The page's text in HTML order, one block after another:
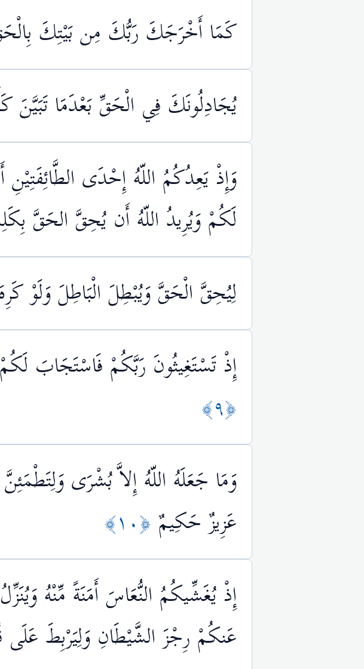
كَمَا أَخْرَجَكَ رَبُّكَ مِن بَيْتِكَ بِالْحَقِّ
يُجَادِلُونَكَ فِي الْحَقِّ بَعْدَمَا تَبَيَّنَ
وَإِذْ يَعِدُكُمُ اللّهُ إِحْدَى
لَكُمْ وَيُرِيدُ اللّهُ أَن يُحِقَّ الحَقَّ
لِيُحِقَّ الْحَقَّ وَيُبْطِلَ الْبَاطِلَ وَلَوْ
إِذْ تَسْتَغِيثُونَ رَبَّكُمْ فَاسْتَجَابَ
﴿٩﴾
وَمَا جَعَلَهُ اللّهُ إِلاَّ بُشْرَى
عَزِيزٌ حَكِيمٌ ﴿١٠﴾
إِذْ يُغَشِّيكُمُ النُّعَاسَ أَمَنَةً مِّنْهُ
عَنكُمْ رِجْزَ الشَّيْطَانِ وَلِيَرْبِطَ عَلَى